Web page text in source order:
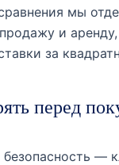
мы
и
за
перед
—